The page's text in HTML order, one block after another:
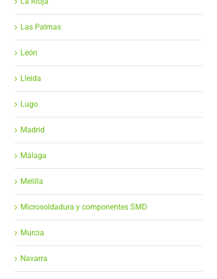
Las Palmas
León
Lleida
Lugo
Madrid
Málaga
Melilla
Microsoldadura y componentes SMD
Murcia
Navarra